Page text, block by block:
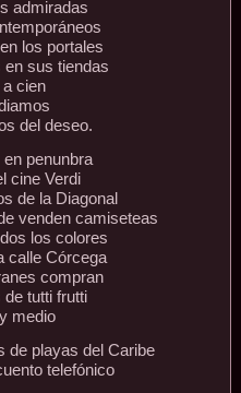
admiradas
los portales
sus tiendas
a cien
del deseo.
penunbra
cine Verdi
de la Diagonal
venden camiseteas
los colores
calle Córcega
compran
de tutti frutti
medio
de playas del Caribe
telefónico